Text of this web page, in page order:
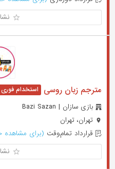
مترجم زبان روسی
بازی سازان | Bazi Sazan
تهران، تهران
قرارداد تمام‌وقت (برای مشاهده